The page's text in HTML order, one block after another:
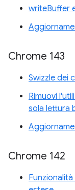
writeBuffer
Chrome 143
Swizzle dei
Rimuovi
sola lettura
Chrome 142